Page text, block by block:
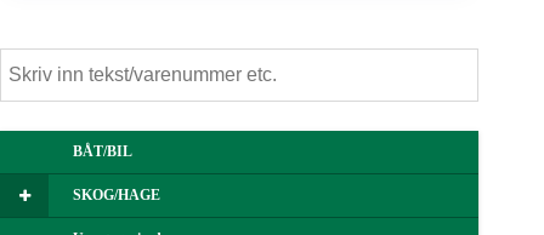
BÅT/BIL
SKOG/HAGE